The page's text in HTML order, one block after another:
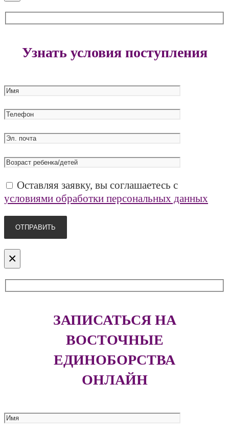
Узнать условия поступления
Оставляя заявку, вы соглашаетесь с
условиями обработки персональных данных
×
ЗАПИСАТЬСЯ НА
ВОСТОЧНЫЕ
ЕДИНОБОРСТВА
ОНЛАЙН